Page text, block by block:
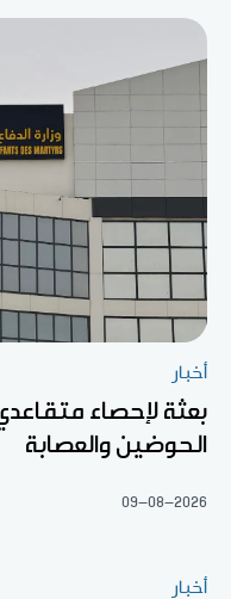
أخبار
بعثة لإحصاء
الحوضين والعصابة
09-08-2026
أخبار